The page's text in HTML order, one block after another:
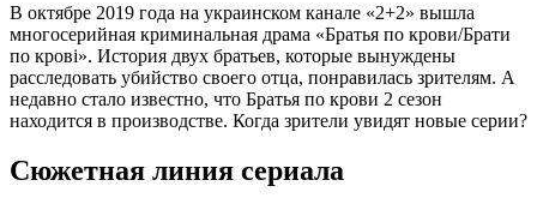
В октябре 2019 года на украинском канале «2+2» вышла
многосерийная криминальная драма «Братья по крови/Брати
по крові». История двух братьев, которые вынуждены
расследовать убийство своего отца, понравилась зрителям. А
недавно стало известно, что Братья по крови 2 сезон
находится в производстве. Когда зрители увидят новые серии?
Сюжетная линия сериала